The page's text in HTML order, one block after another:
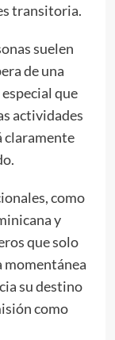
transitoria.
suelen
de una
que
actividades
claramente
como
y
que solo
momentánea
su destino
como